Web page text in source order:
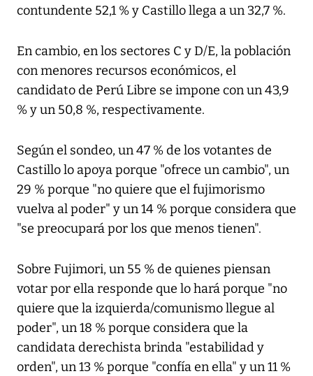
contundente 52,1 % y Castillo llega a un 32,7 %.
En cambio, en los sectores C y D/E, la población
con menores recursos económicos, el
candidato de Perú Libre se impone con un 43,9
% y un 50,8 %, respectivamente.
Según el sondeo, un 47 % de los votantes de
Castillo lo apoya porque "ofrece un cambio", un
29 % porque "no quiere que el fujimorismo
vuelva al poder" y un 14 % porque considera que
"se preocupará por los que menos tienen".
Sobre Fujimori, un 55 % de quienes piensan
votar por ella responde que lo hará porque "no
quiere que la izquierda/comunismo llegue al
poder", un 18 % porque considera que la
candidata derechista brinda "estabilidad y
orden", un 13 % porque "confía en ella" y un 11 %